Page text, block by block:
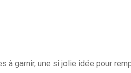
à garnir, une si jolie idée pour